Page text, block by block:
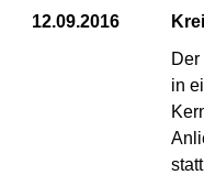
12.09.2016
in